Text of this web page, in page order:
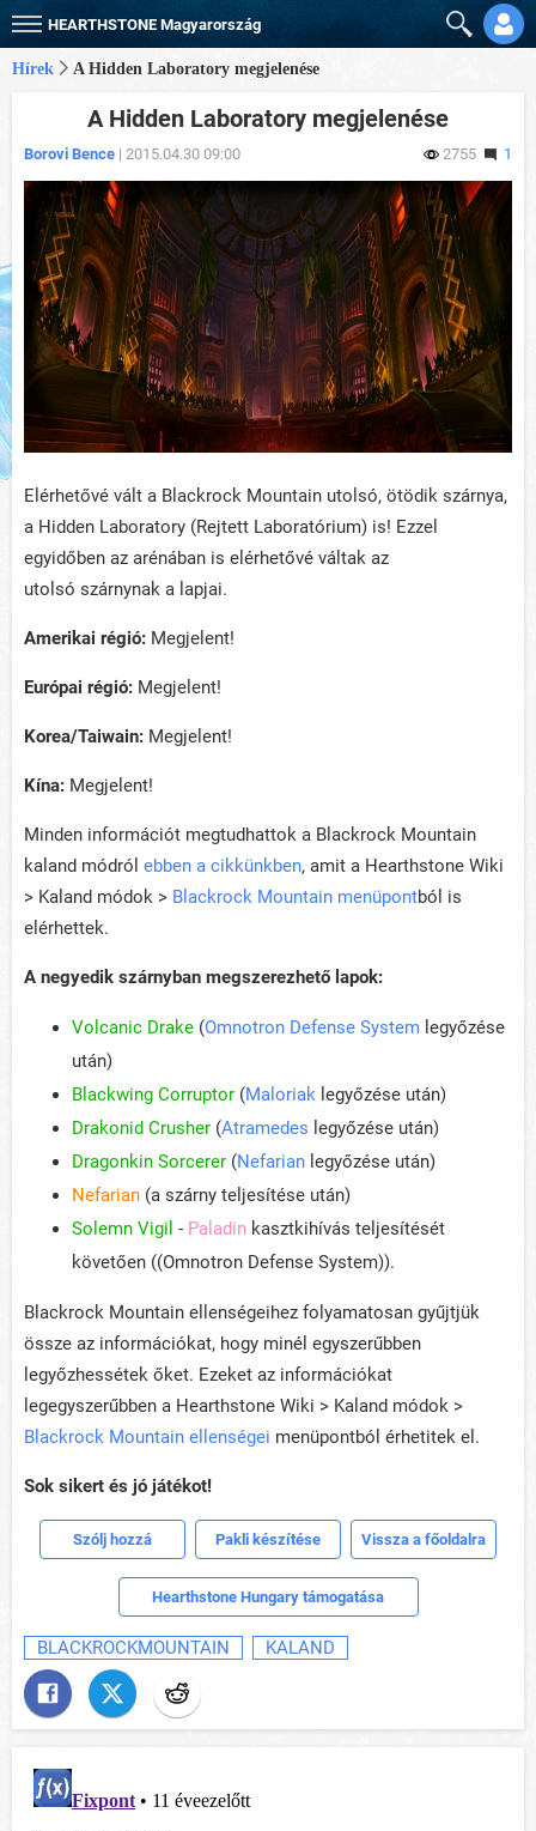
HEARTHSTONE Magyarország
Hírek A Hidden Laboratory megjelenése
A Hidden Laboratory megjelenése
Borovi Bence | 2015.04.30 09:00 2755 1
Elérhetővé vált a Blackrock Mountain utolsó, ötödik szárnya,
a Hidden Laboratory (Rejtett Laboratórium) is! Ezzel
egyidőben az arénában is elérhetővé váltak az
utolsó szárnynak a lapjai.
Amerikai régió: Megjelent!
Európai régió: Megjelent!
Korea/Taiwain: Megjelent!
Kína: Megjelent!
Minden információt megtudhattok a Blackrock Mountain
kaland módról ebben a cikkünkben, amit a Hearthstone Wiki
> Kaland módok > Blackrock Mountain menüpontból is
elérhettek.
A negyedik szárnyban megszerezhető lapok:
Volcanic Drake (Omnotron Defense System legyőzése
után)
Blackwing Corruptor (Maloriak legyőzése után)
Drakonid Crusher (Atramedes legyőzése után)
Dragonkin Sorcerer (Nefarian legyőzése után)
Nefarian (a szárny teljesítése után)
Solemn Vigil - Paladin kasztkihívás teljesítését
követően ((Omnotron Defense System)).
Blackrock Mountain ellenségeihez folyamatosan gyűjtjük
össze az információkat, hogy minél egyszerűbben
legyőzhessétek őket. Ezeket az információkat
legegyszerűbben a Hearthstone Wiki > Kaland módok >
Blackrock Mountain ellenségei menüpontból érhetitek el.
Sok sikert és jó játékot!
Szólj hozzá Pakli készítése Vissza a főoldalra
Hearthstone Hungary támogatása
BLACKROCKMOUNTAIN KALAND